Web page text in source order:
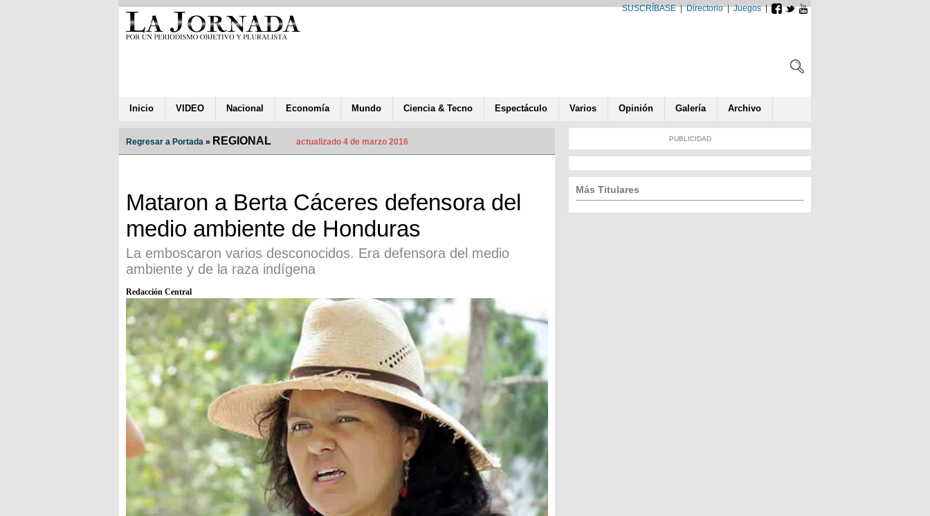
SUSCRÍBASE|Directorio|Juegos|
Inicio VIDEO Nacional Economía Mundo Ciencia & Tecno Espectáculo Varios Opinión Galería Archivo
Regresar a Portada » REGIONAL actualizado 4 de marzo 2016
Mataron a Berta Cáceres defensora del
medio ambiente de Honduras
La emboscaron varios desconocidos. Era defensora del medio
ambiente y de la raza indígena
Redacción Central
PUBLICIDAD
Más Titulares